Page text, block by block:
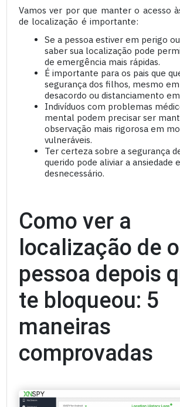
Vamos ver por que manter o acesso
de localização é importante:
Se a pessoa estiver em perigo
saber sua localização pode
de emergência mais rápidas.
É importante para os pais que
segurança dos filhos, mesmo
desacordo ou distanciamento
Indivíduos com problemas
mental podem precisar ser
observação mais rigorosa em
vulneráveis.
Ter certeza sobre a segurança
querido pode aliviar a ansiedade
desnecessário.
Como ver a
localização de
pessoa depois
te bloqueou: 5
maneiras
comprovadas